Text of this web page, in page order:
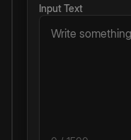
Input Text